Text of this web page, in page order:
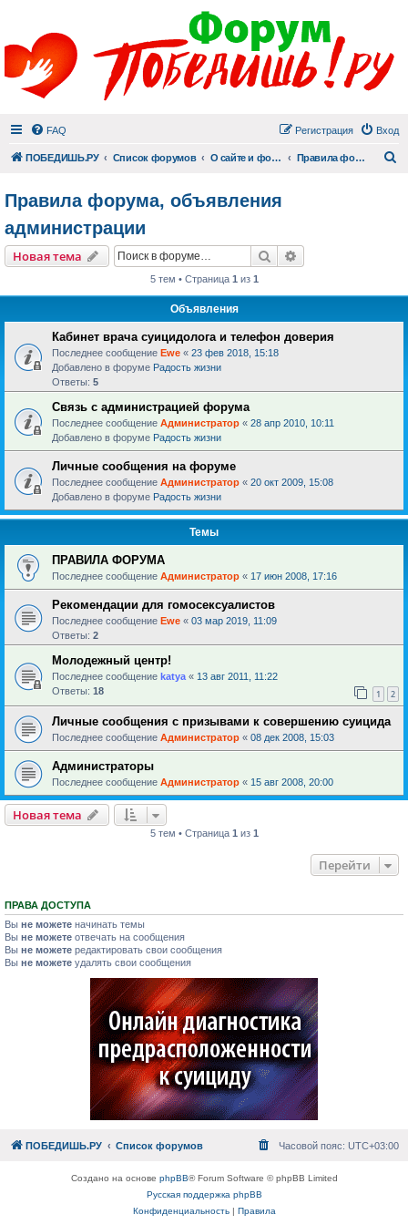
FAQ Вход
Регистрация
ПОБЕДИШЬ.РУ Список форумов О сайте и форуме Правила форума, объявления администрации
Правила форума, объявления
администрации
Новая тема Поиск
5 тем • Страница 1 из 1
Объявления
Кабинет врача суицидолога и телефон доверия
Последнее сообщение Ewe « 23 фев 2018, 15:18
Добавлено в форуме Радость жизни
Ответы: 5
Связь с администрацией форума
Последнее сообщение Администратор « 28 апр 2010, 10:11
Добавлено в форуме Радость жизни
Личные сообщения на форуме
Последнее сообщение Администратор « 20 окт 2009, 15:08
Добавлено в форуме Радость жизни
Темы
ПРАВИЛА ФОРУМА
Последнее сообщение Администратор « 17 июн 2008, 17:16
Рекомендации для гомосексуалистов
Последнее сообщение Ewe « 03 мар 2019, 11:09
Ответы: 2
Молодежный центр!
Последнее сообщение katya « 13 авг 2011, 11:22
Ответы: 18 1 2
Личные сообщения с призывами к совершению суицида
Последнее сообщение Администратор « 08 дек 2008, 15:03
Администраторы
Последнее сообщение Администратор « 15 авг 2008, 20:00
Новая тема
5 тем • Страница 1 из 1
Перейти
ПРАВА ДОСТУПА
Вы не можете начинать темы
Вы не можете отвечать на сообщения
Вы не можете редактировать свои сообщения
Вы не можете удалять свои сообщения
ПОБЕДИШЬ.РУ Список форумов Часовой пояс: UTC+03:00
Создано на основе phpBB® Forum Software © phpBB Limited
Русская поддержка phpBB
Конфиденциальность| Правила